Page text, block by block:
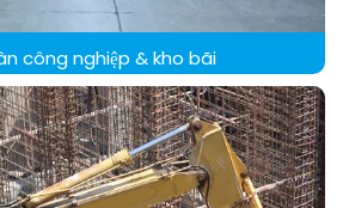
công nghiệp & kho bãi